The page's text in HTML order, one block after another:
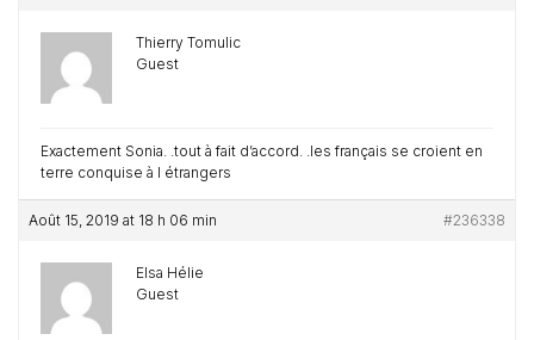
Thierry Tomulic
Guest
Exactement Sonia. .tout à fait d’accord. .les français se croient en
terre conquise à l étrangers
Août 15, 2019 at 18 h 06 min #236338
Elsa Hélie
Guest